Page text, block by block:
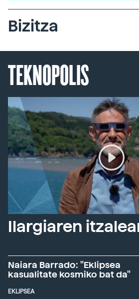
Bizitza
TEKNOPOLIS
Ilargiaren
Naiara Barrado: "Eklipsea
kasualitate kosmiko bat da"
EKLIPSEA